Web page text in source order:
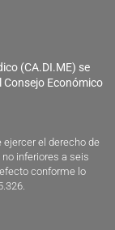
(CA.DI.ME) se
Económico
el derecho de
inferiores a seis
conforme lo